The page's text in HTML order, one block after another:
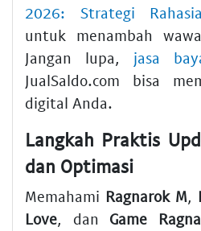
2026: Strategi
untuk menambah
Jangan lupa, jasa
JualSaldo.com bisa
digital Anda.
Langkah Praktis
dan Optimasi
Memahami Ragnarok M,
Love, dan Game